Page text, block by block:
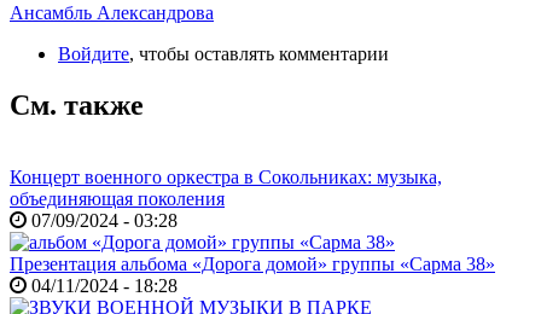
Ансамбль Александрова
Войдите, чтобы оставлять комментарии
См. также
Концерт военного оркестра в Сокольниках: музыка,
объединяющая поколения
07/09/2024 - 03:28
Презентация альбома «Дорога домой» группы «Сарма 38»
04/11/2024 - 18:28